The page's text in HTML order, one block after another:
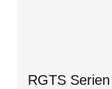
RGTS